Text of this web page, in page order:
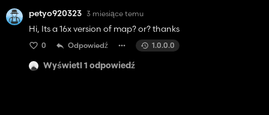
petyo920323 3 miesiące temu
Hi, Its a 16x version of map? or? thanks
0 Odpowiedź 1.0.0.0
Wyświetl 1 odpowiedź